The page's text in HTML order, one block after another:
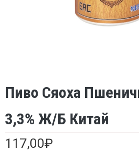
Пиво Сяоха
3,3% Ж/б Китай
117,00₽